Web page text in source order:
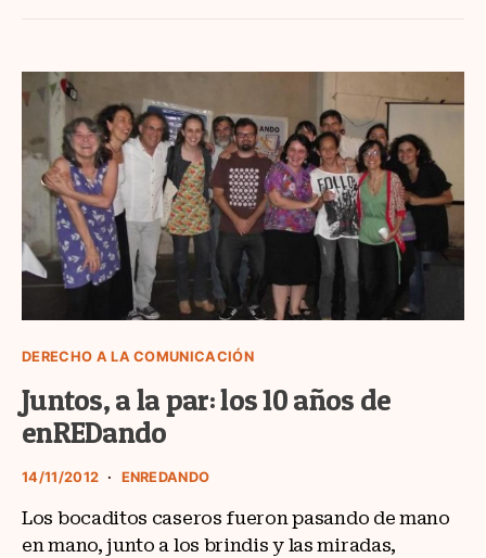
DERECHO A LA COMUNICACIÓN
Juntos, a la par: los 10 años de
enREDando
14/11/2012 ENREDANDO
Los bocaditos caseros fueron pasando de mano
en mano, junto a los brindis y las miradas,